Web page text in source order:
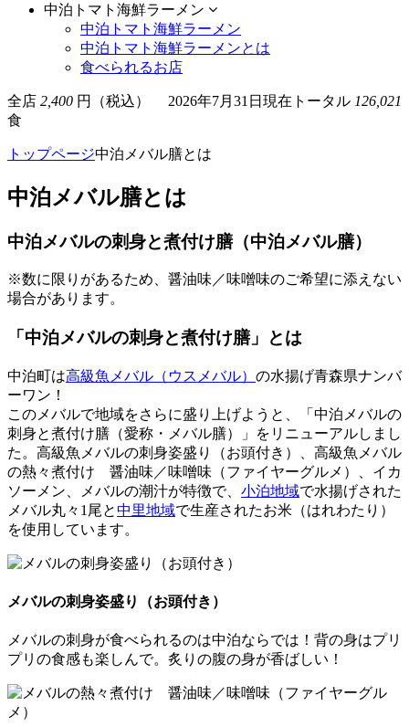
中泊トマト海鮮ラーメン
中泊トマト海鮮ラーメン
中泊トマト海鮮ラーメンとは
食べられるお店
全店 2,400 円（税込） 2026年7月31日現在 トータル 126,021
食
トップページ中泊メバル膳とは
中泊メバル膳とは
中泊メバルの刺身と煮付け膳（中泊メバル膳）
※数に限りがあるため、醤油味／味噌味のご希望に添えない
場合があります。
「中泊メバルの刺身と煮付け膳」とは
中泊町は高級魚メバル（ウスメバル） の水揚げ青森県ナンバ
ーワン！
このメバルで地域をさらに盛り上げようと、「中泊メバルの
刺身と煮付け膳（愛称・メバル膳）」をリニューアルしまし
た。高級魚メバルの刺身姿盛り（お頭付き）、高級魚メバル
の熱々煮付け 醤油味／味噌味（ファイヤーグルメ）、イカ
ソーメン、メバルの潮汁が特徴で、 小泊地域で水揚げされた
メバル丸々1尾と中里地域で生産されたお米（はれわたり）
を使用しています。
メバルの刺身姿盛り（お頭付き）
メバルの刺身が食べられるのは中泊ならでは！背の身はプリ
プリの食感も楽しんで。炙りの腹の身が香ばしい！